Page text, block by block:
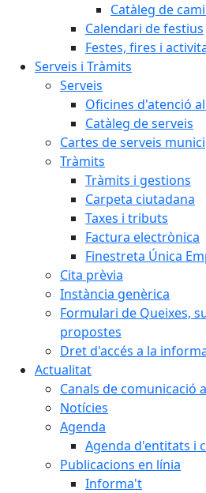
Catàleg de
Calendari de festius
Festes, fires i
Serveis i Tràmits
Serveis
Oficines d'atenció
Catàleg de serveis
Cartes de serveis
Tràmits
Tràmits i gestions
Carpeta ciutadana
Taxes i tributs
Factura electrònica
Finestreta Única
Cita prèvia
Instància genèrica
Formulari de Queixes,
propostes
Dret d'accés a la
Actualitat
Canals de comunicació
Notícies
Agenda
Agenda d'entitats i
Publicacions en línia
Informa't